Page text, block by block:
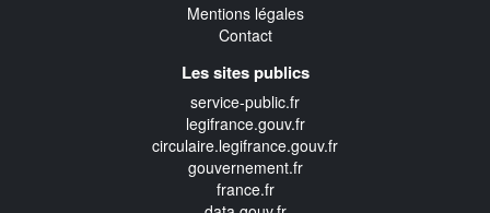
Mentions légales
Contact
Les sites publics
service-public.fr
legifrance.gouv.fr
circulaire.legifrance.gouv.fr
gouvernement.fr
france.fr